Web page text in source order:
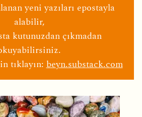
yeni yazıları epostayla
alabilir,
kutunuzdan çıkmadan
tıklayın:beyn.substack.com